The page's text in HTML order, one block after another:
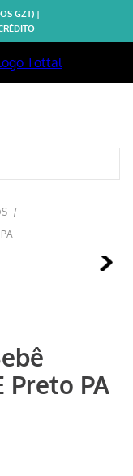
GZT) |
Preto PA